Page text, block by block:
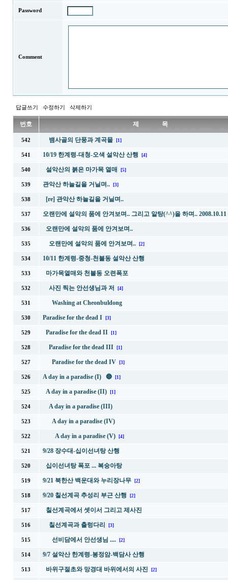
Password
Comment
답글쓰기 수정하기 삭제하기
번호 제 목
542 뱀사골의 단풍과 계곡물 [1]
541 10/19 한계령-대청-오색 설악산 산행 [4]
540 설악산의 붉은 마가목 열매 [5]
539 관악산 하늘길을 거닐며.. [3]
538 [re] 관악산 하늘길을 거닐며..
537 오랜만에 설악의 품에 안겨보며.. 그리고 알탕(^^)을 하며.. 2008.10.11
536 오랜만에 설악의 품에 안겨보며..
535 오랜만에 설악의 품에 안겨보며.. [2]
534 10/11 한계령-중청-천불동 설악산 산행
533 마가목열매와 천불동 오련폭포
532 사진 찍는 안선생님과 저 [4]
531 Washing at Cheonbuldong
530 Paradise for the dead I [3]
529 Paradise for the dead II [1]
528 Paradise for the dead III [1]
527 Paradise for the dead IV [3]
526 A day in a paradise (I) 🔵 [1]
525 A day in a paradise (II) [1]
524 A day in a paradise (III)
523 A day in a paradise (IV)
522 A day in a paradise (V) [4]
521 9/28 장수대-십이선녀탕 산행
520 십이선녀탕 폭포 ... 복숭아탕
519 9/21 북한산 백운대와 누리장나무 [2]
518 9/20 칠선계곡 추성리 부근 산행 [2]
517 칠선계곡에서 셋이서 그리고 제사진
516 칠선계곡과 출렁다리 [3]
515 선비담에서 안선생님 .... [2]
514 9/7 설악산 한계령-봉정암-백담사 산행
513 바위구절초와 망경대 바위에서의 사진 [2]